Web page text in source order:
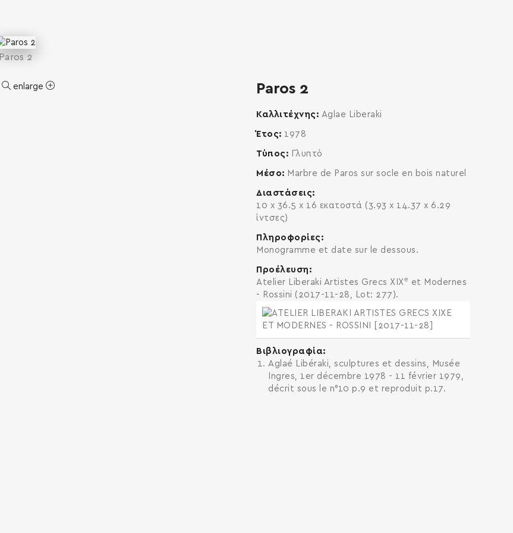
Paros 2
enlarge Paros 2
Καλλιτέχνης Aglae Liberaki
Έτος 1978
Τύπος Γλυπτό
Μέσο Marbre de Paros sur socle en bois naturel
Διαστάσεις
10 x 36.5 x 16 εκατοστά (3.93 x 14.37 x 6.29
ίντσες)
Πληροφορίες
Monogramme et date sur le dessous.
Προέλευση
Atelier Liberaki Artistes Grecs XIXe
et Modernes
- Rossini (2017-11-28, Lot: 277).
Βιβλιογραφία
Aglaé Libéraki, sculptures et dessins, Musée
Ingres, 1er décembre 1978 - 11 février 1979,
décrit sous le n°10 p.9 et reproduit p.17.